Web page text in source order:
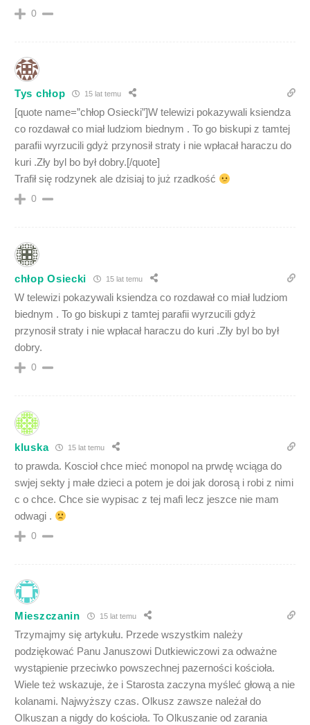
0
Tys chłop 15 lat temu
[quote name=”chłop Osiecki”]W telewizi pokazywali ksiendza
co rozdawał co miał ludziom biednym . To go biskupi z tamtej
parafii wyrzucili gdyż przynosił straty i nie wpłacał haraczu do
kuri .Zły byl bo był dobry.[/quote]
Trafił się rodzynek ale dzisiaj to już rzadkość
0
chłop Osiecki 15 lat temu
W telewizi pokazywali ksiendza co rozdawał co miał ludziom
biednym . To go biskupi z tamtej parafii wyrzucili gdyż
przynosił straty i nie wpłacał haraczu do kuri .Zły byl bo był
dobry.
0
kluska 15 lat temu
to prawda. Koscioł chce mieć monopol na prwdę wciąga do
swjej sekty j małe dzieci a potem je doi jak dorosą i robi z nimi
c o chce. Chce sie wypisac z tej mafi lecz jeszce nie mam
odwagi .
0
Mieszczanin 15 lat temu
Trzymajmy się artykułu. Przede wszystkim należy
podziękować Panu Januszowi Dutkiewiczowi za odważne
wystąpienie przeciwko powszechnej pazerności kościoła.
Wiele też wskazuje, że i Starosta zaczyna myśleć głową a nie
kolanami. Najwyższy czas. Olkusz zawsze należał do
Olkuszan a nigdy do kościoła. To Olkuszanie od zarania